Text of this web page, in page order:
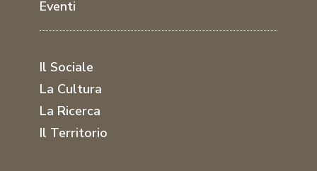
Eventi
Il Sociale
La Cultura
La Ricerca
Il Territorio